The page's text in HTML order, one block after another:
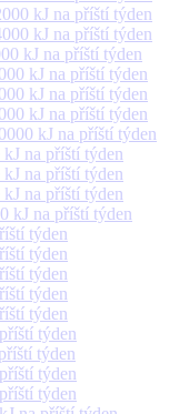
kJ na příští týden
kJ na příští týden
kJ na příští týden
kJ na příští týden
kJ na příští týden
kJ na příští týden
kJ na příští týden
na příští týden
na příští týden
na příští týden
kJ na příští týden
týden
týden
týden
týden
týden
týden
týden
týden
týden